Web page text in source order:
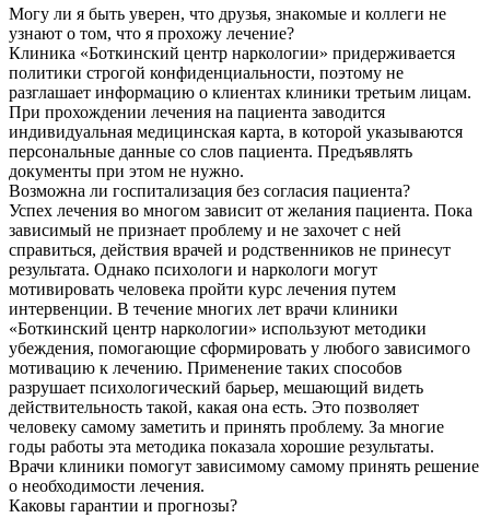
Могу ли я быть уверен, что друзья, знакомые и коллеги не
узнают о том, что я прохожу лечение?
Клиника «Боткинский центр наркологии» придерживается
политики строгой конфиденциальности, поэтому не
разглашает информацию о клиентах клиники третьим лицам.
При прохождении лечения на пациента заводится
индивидуальная медицинская карта, в которой указываются
персональные данные со слов пациента. Предъявлять
документы при этом не нужно.
Возможна ли госпитализация без согласия пациента?
Успех лечения во многом зависит от желания пациента. Пока
зависимый не признает проблему и не захочет с ней
справиться, действия врачей и родственников не принесут
результата. Однако психологи и наркологи могут
мотивировать человека пройти курс лечения путем
интервенции. В течение многих лет врачи клиники
«Боткинский центр наркологии» используют методики
убеждения, помогающие сформировать у любого зависимого
мотивацию к лечению. Применение таких способов
разрушает психологический барьер, мешающий видеть
действительность такой, какая она есть. Это позволяет
человеку самому заметить и принять проблему. За многие
годы работы эта методика показала хорошие результаты.
Врачи клиники помогут зависимому самому принять решение
о необходимости лечения.
Каковы гарантии и прогнозы?